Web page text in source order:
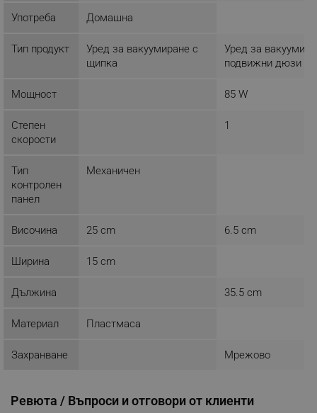
Употреба Домашна
Тип продукт
Уред за вакуумиране с
щипка
Уред за
подвижни дюзи
Мощност 85 W
Степен
скорости
1
Тип
контролен
панел
Механичен
Височина 25 cm 6.5 cm
Ширина 15 cm
Дължина 35.5 cm
Материал Пластмаса
Захранване Мрежово
Ревюта / Въпроси и отговори от клиенти
Строго необходимо
основната функционалност на уебсайта, като
акаунта. Уебсайтът не може да се използва
правилно без строго необходими бисквитки.
_nzm_idnl_92166-7699
_nzm_id_92166-7699
.alleop.bg
.alleop.bg
_sgf_push_permission_asked .alleop.bg